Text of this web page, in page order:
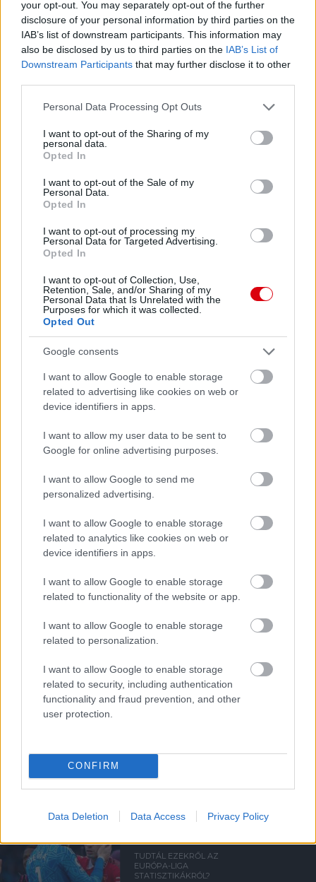
your opt-out. You may separately opt-out of the further
disclosure of your personal information by third parties on the
IAB’s list of downstream participants. This information may
also be disclosed by us to third parties on the IAB’s List of
Downstream Participants that may further disclose it to other
Please note that this website/app uses one or more Google
not limited to your visit or usage behaviour. You may click to
grant or deny consent to Google and its third-party tags to
use your data for below specified purposes in below Google
consent section.
Personal Data Processing Opt Outs
I want to opt-out of the Sharing of my
personal data.
Opted In
I want to opt-out of the Sale of my
Personal Data.
Opted In
I want to opt-out of processing my
Personal Data for Targeted Advertising.
Opted In
I want to opt-out of Collection, Use,
Retention, Sale, and/or Sharing of my
Personal Data that Is Unrelated with the
Purposes for which it was collected.
Opted Out
Google consents
I want to allow Google to enable storage
related to advertising like cookies on web or
device identifiers in apps.
I want to allow my user data to be sent to
Google for online advertising purposes.
I want to allow Google to send me
personalized advertising.
I want to allow Google to enable storage
related to analytics like cookies on web or
device identifiers in apps.
I want to allow Google to enable storage
related to functionality of the website or app.
I want to allow Google to enable storage
related to personalization.
I want to allow Google to enable storage
related to security, including authentication
functionality and fraud prevention, and other
user protection.
CONFIRM
Data Deletion Data Access Privacy Policy
Meccs Center
Paris Saint-Germain
Manchester United
Felkészülési szezon 4. mérkőzés
Nya Ullevi, Göteborg
0 nap 3 óra 11 perc 46 másodperc
Leeds UnitedvsManchester United2026-08-12 20:30
ELŐZŐ MÉRKŐZÉSEK
Támogatás
Támogasd adományoddal
Kapcsolódó hírek
ÉRDEKESSÉGEK
TUDTÁL EZEKRŐL AZ
EURÓPA-LIGA
STATISZTIKÁKRÓL?